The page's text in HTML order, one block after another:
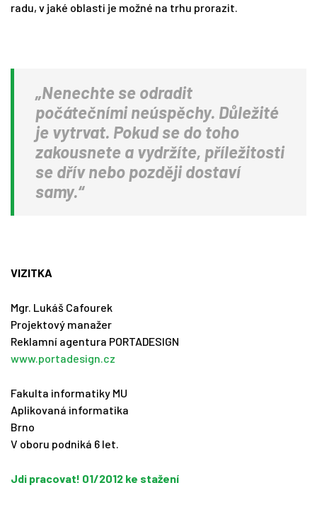
radu, v jaké oblasti je možné na trhu prorazit.
„Nenechte se odradit
počátečními neúspěchy. Důležité
je vytrvat. Pokud se do toho
zakousnete a vydržíte, příležitosti
se dřív nebo později dostaví
samy.“
VIZITKA
Mgr. Lukáš Cafourek
Projektový manažer
Reklamní agentura PORTADESIGN
www.portadesign.cz
Fakulta informatiky MU
Aplikovaná informatika
Brno
V oboru podniká 6 let.
Jdi pracovat! 01/2012 ke stažení